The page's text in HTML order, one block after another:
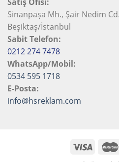
Sinanpaşa Mh., Şair Nedim
Beşiktaş/İstanbul
Sabit Telefon:
0212 274 7478
WhatsApp/Mobil:
0534 595 1718
E-Posta:
info@hsreklam.com